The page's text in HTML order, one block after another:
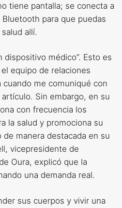
tiene pantalla; se conecta a
para que puedas
allí.
dispositivo médico”. Esto es
equipo de relaciones
cuando me comuniqué con
Sin embargo, en su
con frecuencia los
la salud y promociona su
manera destacada en su
vicepresidente de
Oura, explicó que la
una demanda real.
sus cuerpos y vivir una